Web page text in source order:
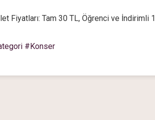
Fiyatları: Tam 30 TL, Öğrenci ve İndirimli
#Konser